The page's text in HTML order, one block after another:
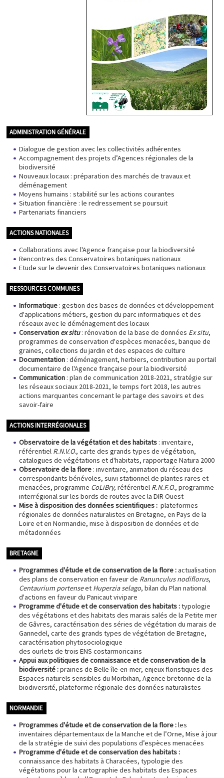
ADMINISTRATION GÉNÉRALE
Dialogue de gestion avec les collectivités adhérentes
Accompagnement des projets d’Agences régionales de la
biodiversité
Nouveaux locaux : préparation des marchés de travaux et
déménagement
Moyens humains : stabilité sur les actions courantes
Situation financière : le redressement se poursuit
Partenariats financiers
ACTIONS NATIONALES
Collaborations avec l'Agence française pour la biodiversité
Rencontres des Conservatoires botaniques nationaux
Etude sur le devenir des Conservatoires botaniques nationaux
RESSOURCES COMMUNES
Informatique : gestion des bases de données et développement
d'applications métiers, gestion du parc informatiques et des
réseaux avec le déménagement des locaux
Conservation ex situ: rénovation de la base de données Ex situ,
programmes de conservation d'espèces menacées, banque de
graines, collections du jardin et des espaces de culture
Documentation : déménagement, herbiers, contribution au portail
documentaire de l'Agence française pour la biodiversité
Communication : plan de communication 2018-2021, stratégie sur
les réseaux sociaux 2018-2021, le temps fort 2018, les autres
actions marquantes concernant le partage des savoirs et des
savoir-faire
ACTIONS INTERRÉGIONALES
Observatoire de la végétation et des habitats : inventaire,
référentiel R.N.V.O., carte des grands types de végétation,
catalogues de végétations et d'habitats, rapportage Natura 2000
Observatoire de la flore : inventaire, animation du réseau des
correspondants bénévoles, suivi stationnel de plantes rares et
menacées, programme CoLiBry, référentiel R.N.F.O., programme
interrégional sur les bords de routes avec la DIR Ouest
Mise à disposition des données scientifiques : plateformes
régionales de données naturalistes en Bretagne, en Pays de la
Loire et en Normandie, mise à disposition de données et de
métadonnées
BRETAGNE
Programmes d'étude et de conservation de la flore :actualisation
des plans de conservation en faveur de Ranunculus nodiflorus,
Centaurium portenseet Huperzia selago, bilan du Plan national
d'actions en faveur du Panicaut vivipare
Programme d'étude et de conservation des habitats :typologie
des végétations et des habitats des marais salés de la Petite mer
de Gâvres, caractérisation des séries de végétation du marais de
Gannedel, carte des grands types de végétation de Bretagne,
caractérisation phytosociologique
des ourlets de trois ENS costarmoricains
Appui aux politiques de connaissance et de conservation de la
biodiversité :prairies de Belle-île-en-mer, enjeux floristiques des
Espaces naturels sensibles du Morbihan, Agence bretonne de la
biodiversité, plateforme régionale des données naturalistes
NORMANDIE
Programmes d'étude et de conservation de la flore :les
inventaires départementaux de la Manche et de l’Orne, Mise à jour
de la stratégie de suivi des populations d’espèces menacées
Programme d'étude et de conservation des habitats :
connaissance des habitats à Characées, typologie des
végétations pour la cartographie des habitats des Espaces